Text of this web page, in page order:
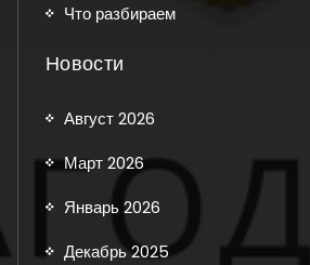
Что разбираем
Новости
Август 2026
Март 2026
Январь 2026
Декабрь 2025